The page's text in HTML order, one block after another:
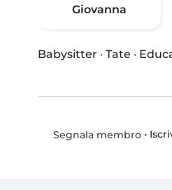
Giovanna
Babysitter · Tate ·
Segnala membro•